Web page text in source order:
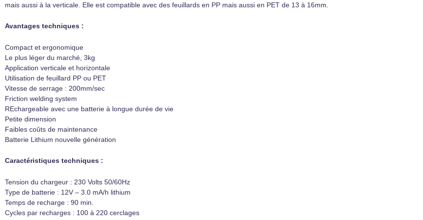
mais aussi à la verticale. Elle est compatible avec des feuillards en PP mais aussi en PET de 13 à 16mm.
Avantages techniques :
Compact et ergonomique
Le plus léger du marché, 3kg
Application verticale et horizontale
Utilisation de feuillard PP ou PET
Vitesse de serrage : 200mm/sec
Friction welding system
REchargeable avec une batterie à longue durée de vie
Petite dimension
Faibles coûts de maintenance
Batterie Lithium nouvelle génération
Caractéristiques techniques :
Tension du chargeur : 230 Volts 50/60Hz
Type de batterie : 12V – 3.0 mA/h lithium
Temps de recharge : 90 min.
Cycles par recharges : 100 à 220 cerclages